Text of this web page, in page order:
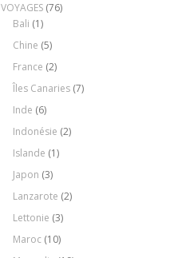
VOYAGES (76)
Bali (1)
Chine (5)
France (2)
Îles Canaries (7)
Inde (6)
Indonésie (2)
Islande (1)
Japon (3)
Lanzarote (2)
Lettonie (3)
Maroc (10)